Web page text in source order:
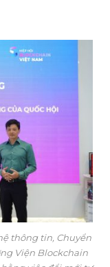
thông tin, Chuyển
Viện Blockchain